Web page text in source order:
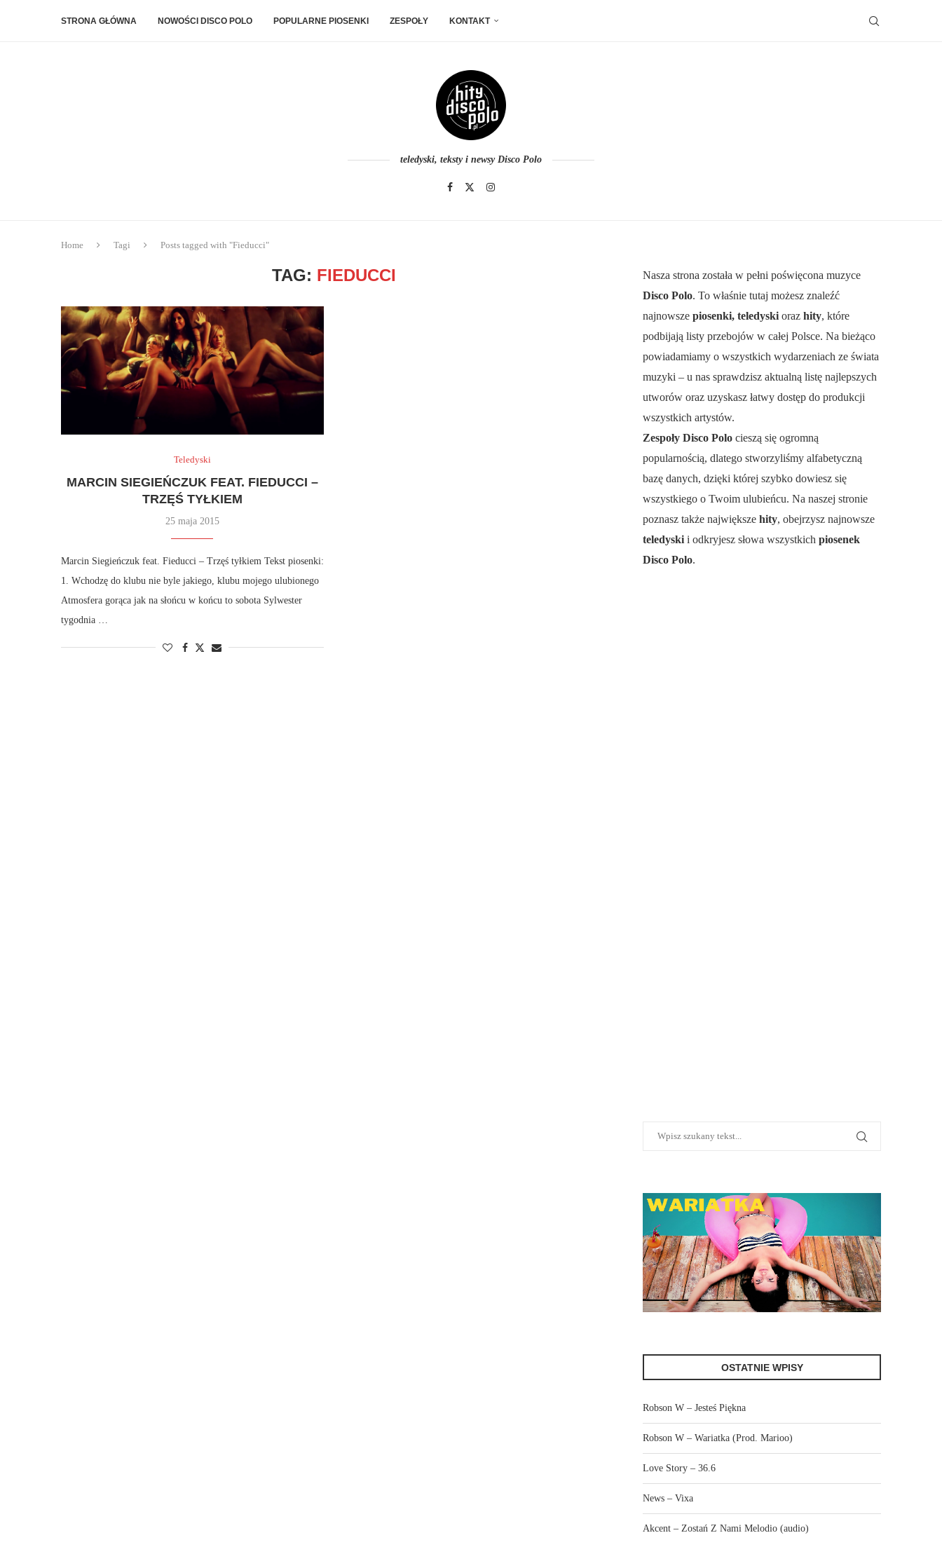
STRONA GŁÓWNA NOWOŚCI DISCO POLO POPULARNE PIOSENKI ZESPOŁY KONTAKT
teledyski, teksty i newsy Disco Polo
Home Tagi Posts tagged with "Fieducci"
TAG: FIEDUCCI
Teledyski
MARCIN SIEGIEŃCZUK FEAT. FIEDUCCI –
TRZĘŚ TYŁKIEM
25 maja 2015
Marcin Siegieńczuk feat. Fieducci – Trzęś tyłkiem Tekst piosenki:
1. Wchodzę do klubu nie byle jakiego, klubu mojego ulubionego
Atmosfera gorąca jak na słońcu w końcu to sobota Sylwester
tygodnia …
Nasza strona została w pełni poświęcona muzyce
Disco Polo. To właśnie tutaj możesz znaleźć
najnowsze piosenki, teledyski oraz hity, które
podbijają listy przebojów w całej Polsce. Na bieżąco
powiadamiamy o wszystkich wydarzeniach ze świata
muzyki – u nas sprawdzisz aktualną listę najlepszych
utworów oraz uzyskasz łatwy dostęp do produkcji
wszystkich artystów.
Zespoły Disco Polo cieszą się ogromną
popularnością, dlatego stworzyliśmy alfabetyczną
bazę danych, dzięki której szybko dowiesz się
wszystkiego o Twoim ulubieńcu. Na naszej stronie
poznasz także największe hity, obejrzysz najnowsze
teledyski i odkryjesz słowa wszystkich piosenek
Disco Polo.
OSTATNIE WPISY
Robson W – Jesteś Piękna
Robson W – Wariatka (Prod. Marioo)
Love Story – 36.6
News – Vixa
Akcent – Zostań Z Nami Melodio (audio)